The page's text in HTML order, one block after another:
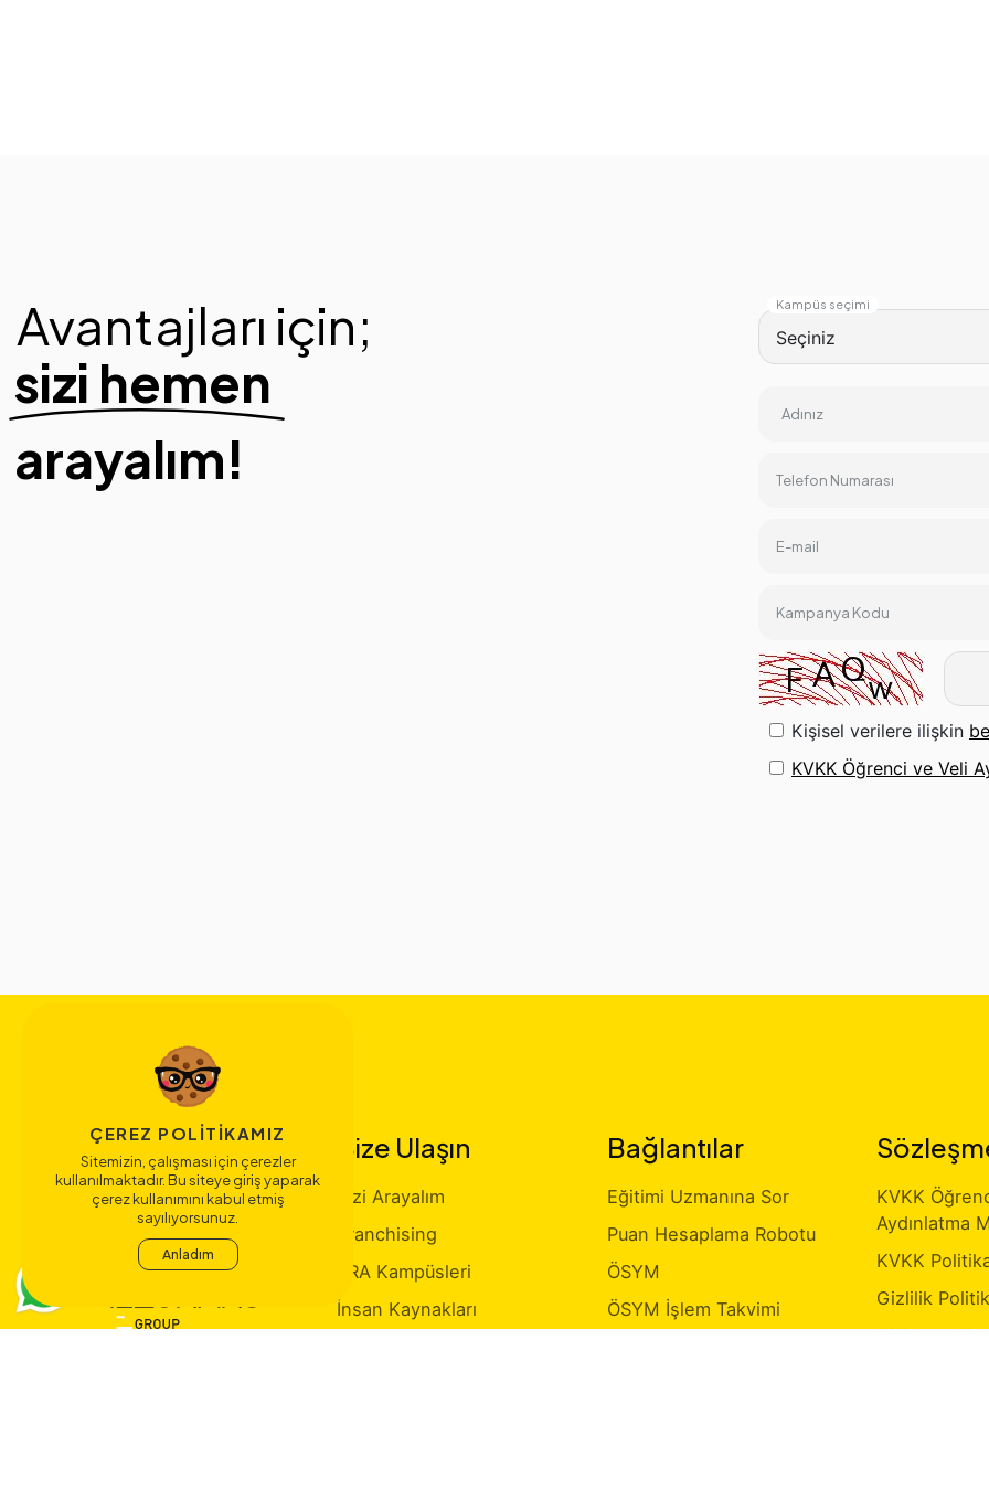
Avantajları için;
sizi hemen
arayalım!
Kampüs seçimi
Adınız
Telefon Numarası
E-mail
Kampanya Kodu
Kişisel verilere ilişkin
KVKK Öğrenci ve Veli
Bize Ulaşın
Sizi Arayalım
Franchising
ERA Kampüsleri
İnsan Kaynakları
Bağlantılar
Eğitimi Uzmanına Sor
Puan Hesaplama Robotu
ÖSYM
ÖSYM İşlem Takvimi
KVKK
Aydınlatma
KVKK
Gizlilik
Kişisel Veri
ÇEREZ POLITIKAMIZ
Sitemizin, çalışması için çerezler
kullanılmaktadır. Bu siteye giriş yaparak
çerez kullanımını kabul etmiş
sayılıyorsunuz.
Anladım